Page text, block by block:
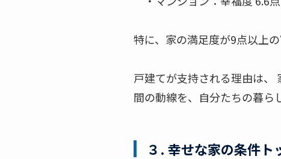
特に、家の満足度が9点以上
戸建てが支持される理由は、
間の動線を、自分たちの暮ら
３. 幸せな家の条件